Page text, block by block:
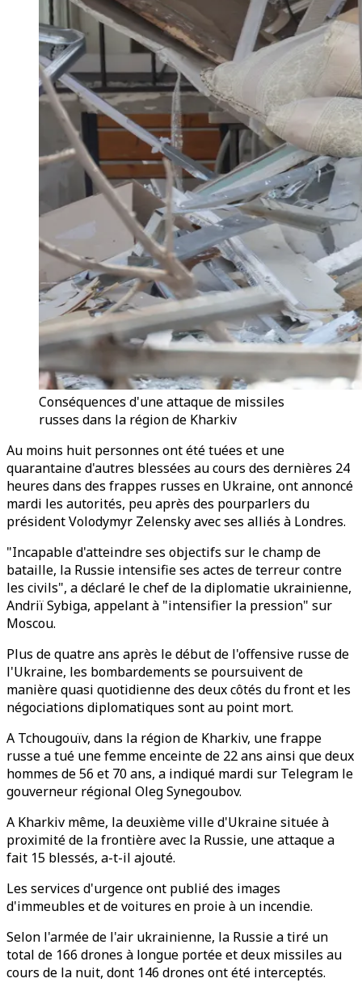
Conséquences d'une attaque de missiles
russes dans la région de Kharkiv
Au moins huit personnes ont été tuées et une
quarantaine d'autres blessées au cours des dernières 24
heures dans des frappes russes en Ukraine, ont annoncé
mardi les autorités, peu après des pourparlers du
président Volodymyr Zelensky avec ses alliés à Londres.
"Incapable d'atteindre ses objectifs sur le champ de
bataille, la Russie intensifie ses actes de terreur contre
les civils", a déclaré le chef de la diplomatie ukrainienne,
Andriï Sybiga, appelant à "intensifier la pression" sur
Moscou.
Plus de quatre ans après le début de l'offensive russe de
l'Ukraine, les bombardements se poursuivent de
manière quasi quotidienne des deux côtés du front et les
négociations diplomatiques sont au point mort.
A Tchougouïv, dans la région de Kharkiv, une frappe
russe a tué une femme enceinte de 22 ans ainsi que deux
hommes de 56 et 70 ans, a indiqué mardi sur Telegram le
gouverneur régional Oleg Synegoubov.
A Kharkiv même, la deuxième ville d'Ukraine située à
proximité de la frontière avec la Russie, une attaque a
fait 15 blessés, a-t-il ajouté.
Les services d'urgence ont publié des images
d'immeubles et de voitures en proie à un incendie.
Selon l'armée de l'air ukrainienne, la Russie a tiré un
total de 166 drones à longue portée et deux missiles au
cours de la nuit, dont 146 drones ont été interceptés.